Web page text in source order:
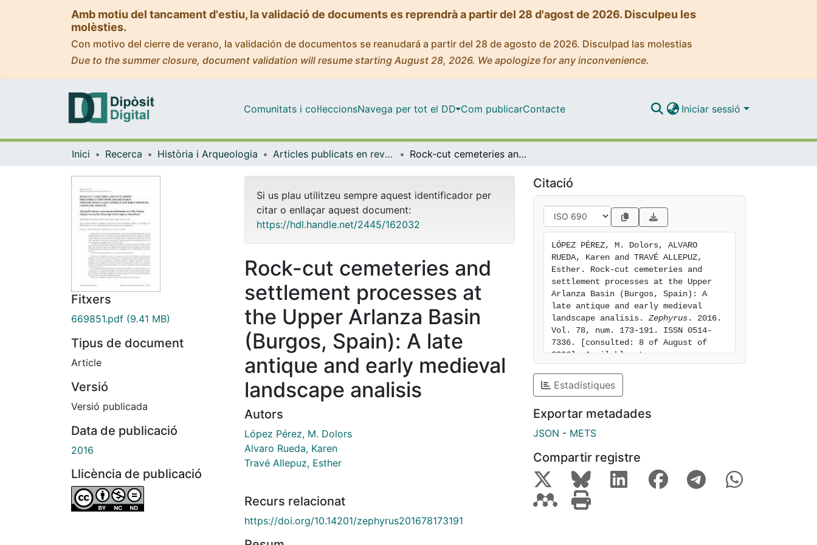
Amb motiu del tancament d'estiu, la validació de documents es reprendrà a partir del 28 d'agost de 2026. Disculpeu les
molèsties.
Con motivo del cierre de verano, la validación de documentos se reanudará a partir del 28 de agosto de 2026. Disculpad las molestias
Due to the summer closure, document validation will resume starting August 28, 2026. We apologize for any inconvenience.
Comunitats i col·leccionsNavega per tot el DD Com publicarContacte Iniciar sessió
Inici Recerca Història i Arqueologia Articles publicats en revistes (Història i Arqueologia) Rock-cut cemeteries and settlement processes at the Upper Arlanza Basin (Burgos, Spain): A late antique and early medieval landscape analisis
Fitxers
669851.pdf (9.41 MB)
Tipus de document
Article
Versió
Versió publicada
Data de publicació
2016
Llicència de publicació
Si us plau utilitzeu sempre aquest identificador per
citar o enllaçar aquest document:
https://hdl.handle.net/2445/162032
Rock-cut cemeteries and
settlement processes at
the Upper Arlanza Basin
(Burgos, Spain): A late
antique and early medieval
landscape analisis
Autors
López Pérez, M. Dolors
Alvaro Rueda, Karen
Travé Allepuz, Esther
Recurs relacionat
https://doi.org/10.14201/zephyrus201678173191
Citació
LÓPEZ PÉREZ, M. Dolors, ALVARO
RUEDA, Karen and TRAVÉ ALLEPUZ,
Esther. Rock-cut cemeteries and
settlement processes at the Upper
Arlanza Basin (Burgos, Spain): A
late antique and early medieval
landscape analisis. Zephyrus . 2016.
Vol. 78, num. 173-191. ISSN 0514-
7336. [consulted: 8 of August of
2026]. Available at:
Estadístiques
Exportar metadades
JSON - METS
Compartir registre